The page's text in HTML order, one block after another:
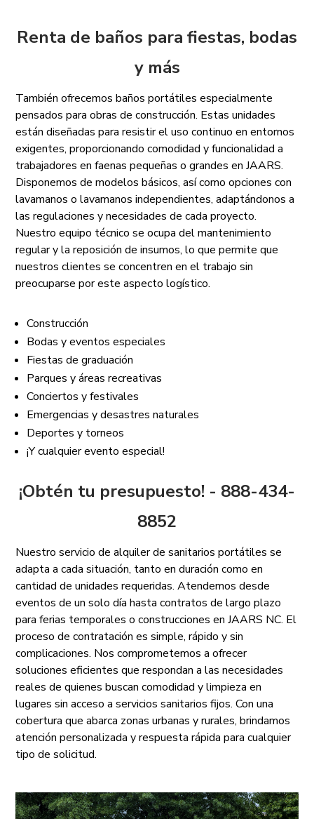
Renta de baños para fiestas, bodas
y más
También ofrecemos baños portátiles especialmente
pensados para obras de construcción. Estas unidades
están diseñadas para resistir el uso continuo en entornos
exigentes, proporcionando comodidad y funcionalidad a
trabajadores en faenas pequeñas o grandes en JAARS.
Disponemos de modelos básicos, así como opciones con
lavamanos o lavamanos independientes, adaptándonos a
las regulaciones y necesidades de cada proyecto.
Nuestro equipo técnico se ocupa del mantenimiento
regular y la reposición de insumos, lo que permite que
nuestros clientes se concentren en el trabajo sin
preocuparse por este aspecto logístico.
Construcción
Bodas y eventos especiales
Fiestas de graduación
Parques y áreas recreativas
Conciertos y festivales
Emergencias y desastres naturales
Deportes y torneos
¡Y cualquier evento especial!
¡Obtén tu presupuesto! - 888-434-
8852
Nuestro servicio de alquiler de sanitarios portátiles se
adapta a cada situación, tanto en duración como en
cantidad de unidades requeridas. Atendemos desde
eventos de un solo día hasta contratos de largo plazo
para ferias temporales o construcciones en JAARS NC. El
proceso de contratación es simple, rápido y sin
complicaciones. Nos comprometemos a ofrecer
soluciones eficientes que respondan a las necesidades
reales de quienes buscan comodidad y limpieza en
lugares sin acceso a servicios sanitarios fijos. Con una
cobertura que abarca zonas urbanas y rurales, brindamos
atención personalizada y respuesta rápida para cualquier
tipo de solicitud.